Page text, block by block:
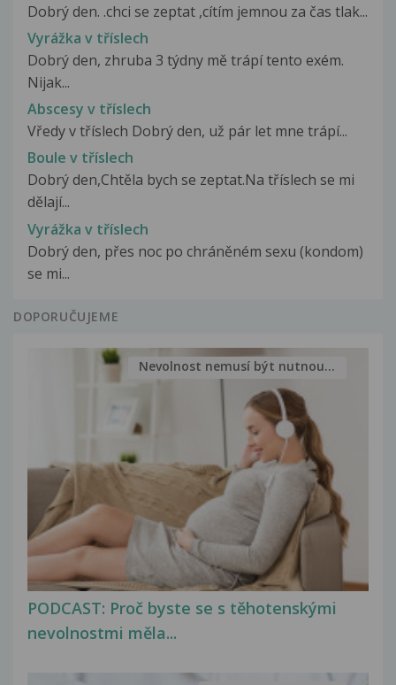
Dobrý den. .chci se zeptat ,cítím jemnou za čas tlak...
Vyrážka v tříslech
Dobrý den, zhruba 3 týdny mě trápí tento exém.
Nijak...
Abscesy v tříslech
Vředy v tříslech Dobrý den, už pár let mne trápí...
Boule v tříslech
Dobrý den,Chtěla bych se zeptat.Na tříslech se mi
dělají...
Vyrážka v tříslech
Dobrý den, přes noc po chráněném sexu (kondom)
se mi...
DOPORUČUJEME
PODCAST: Proč byste se s těhotenskými
nevolnostmi měla...
Nevolnost nemusí být nutnou...